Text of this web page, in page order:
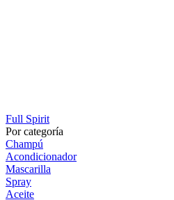
Full Spirit
Por categoría
Champú
Acondicionador
Mascarilla
Spray
Aceite